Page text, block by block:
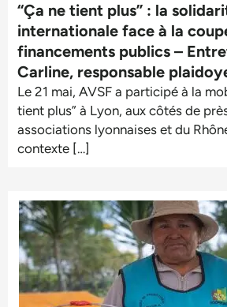
“Ça ne tient plus” : la
internationale face à la
financements publics –
Carline, responsable
Le 21 mai, AVSF a participé à la
tient plus” à Lyon, aux côtés de
associations lyonnaises et du
contexte […]